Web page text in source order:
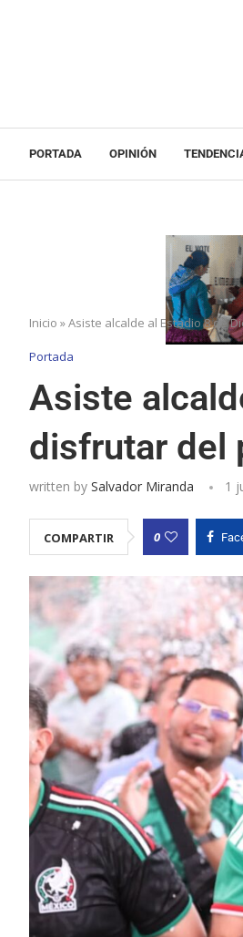
PORTADA OPINIÓN
Inicio »Asiste alcalde al Estadio 8 de
Portada
Asiste
disfrutar del
written by Salvador Miranda 1
COMPARTIR 0